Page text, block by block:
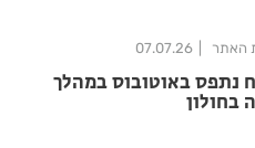
האתר 07.07.26
נתפס באוטובוס במהלך
בחולון